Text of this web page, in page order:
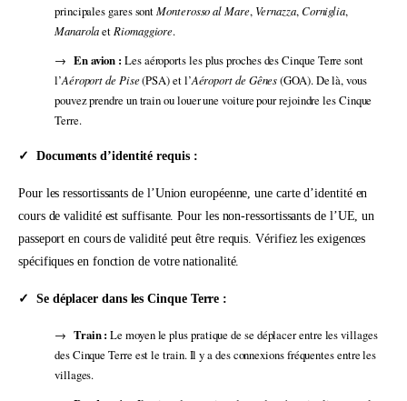
principales gares sontMonterosso al Mare, Vernazza,Corniglia,
ManarolaetRiomaggiore.
En avion : Les aéroports les plus proches des Cinque Terre sont
l’Aéroport de Pise(PSA) et l’Aéroport de Gênes(GOA). De là, vous
pouvez prendre un train ou louer une voiture pour rejoindre les Cinque
Terre.
Documents d’identité requis :
Pour les ressortissants de l’Union européenne, une carte d’identité en
cours de validité est suffisante. Pour les non-ressortissants de l’UE, un
passeport en cours de validité peut être requis. Vérifiez les exigences
spécifiques en fonction de votre nationalité.
Se déplacer dans les Cinque Terre :
Train : Le moyen le plus pratique de se déplacer entre les villages
des Cinque Terre est le train. Il y a des connexions fréquentes entre les
villages.